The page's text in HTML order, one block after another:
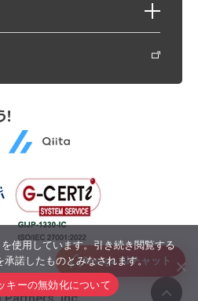
使用しています。引き続き閲覧する
諾したものとみなされます。
キーの無効化について